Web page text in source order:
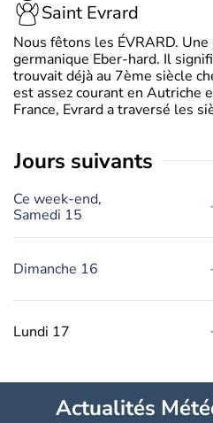
Saint Evrard
Nous fêtons les ÉVRARD.
germanique Eber-hard. Il
trouvait déjà au 7ème siècle
est assez courant en Autriche
France, Evrard a traversé les
jours suivants
Ce week-end,
Samedi 15
Dimanche 16
Lundi 17
Actualités